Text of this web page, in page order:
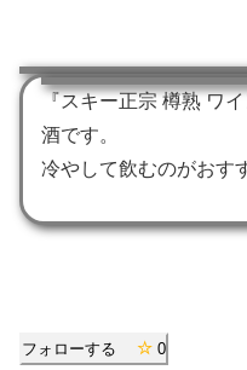
『スキー正宗 樽熟 ワ
酒です。
冷やして飲むのがおす
フォローする 0